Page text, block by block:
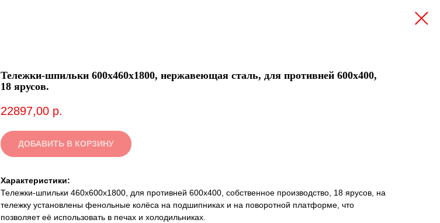
Тележки-шпильки 600х460х1800, нержавеющая сталь, для противней 600х400,
18 ярусов.
22897,00 р.
ДОБАВИТЬ В КОРЗИНУ
Характеристики:
Тележки-шпильки 460х600х1800, для противней 600х400, собственное производство, 18 ярусов, на
тележку установлены фенольные колёса на подшипниках и на поворотной платформе, что
позволяет её использовать в печах и холодильниках.